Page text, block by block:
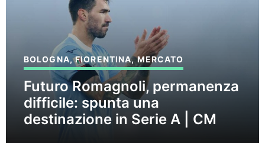
BOLOGNA,FIORENTINA,MERCATO
Futuro Romagnoli, permanenza
difficile: spunta una
destinazione in Serie A | CM